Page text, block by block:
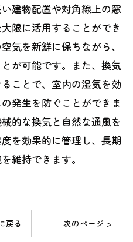
建物配置や対角線上の窓
限に活用することができ
気を新鮮に保ちながら、
が可能です。また、換気
ことで、室内の湿気を効
発生を防ぐことができま
的な換気と自然な通風を
を効果的に管理し、長期
維持できます。
戻る 次のページ >